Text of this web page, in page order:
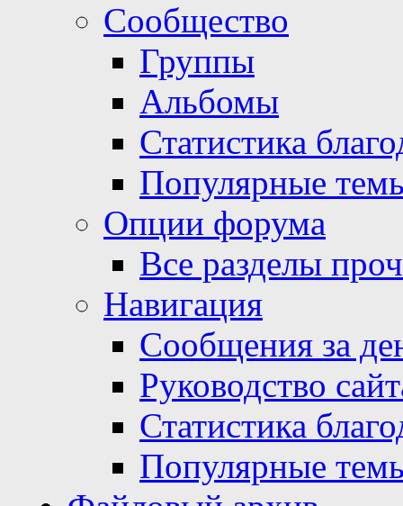
Сообщество
Группы
Альбомы
Статистика
Популярные
Опции форума
Все разделы
Навигация
Сообщения за
Руководство
Статистика
Популярные